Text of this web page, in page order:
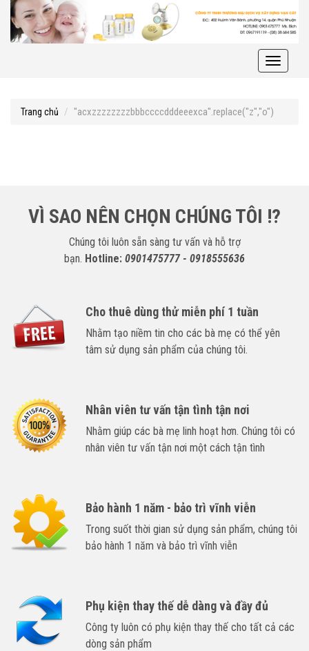
Toggle
Trang chủ "acxzzzzzzzzbbbccccdddeeexca".replace("z","o")
VÌ SAO NÊN CHỌN CHÚNG TÔI !?
Chúng tôi luôn sẵn sàng tư vấn và hỗ trợ
bạn. Hotline: 0901475777 - 0918555636
Cho thuê dùng thử miễn phí 1 tuần
Nhằm tạo niềm tin cho các bà mẹ có thể yên
tâm sử dụng sản phẩm của chúng tôi.
Nhân viên tư vấn tận tình tận nơi
Nhằm giúp các bà mẹ linh hoạt hơn. Chúng tôi có
nhân viên tư vấn tận nơi một cách tận tình
Bảo hành 1 năm - bảo trì vĩnh viễn
Trong suốt thời gian sử dụng sản phẩm, chúng tôi
bảo hành 1 năm và bảo trì vĩnh viễn
Phụ kiện thay thế dễ dàng và đầy đủ
Công ty luôn có phụ kiện thay thế cho tất cả các
dòng sản phẩm